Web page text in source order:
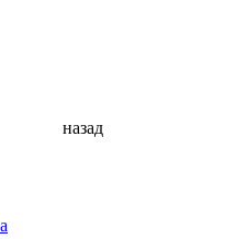
назад